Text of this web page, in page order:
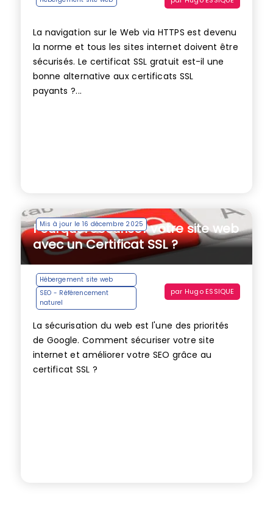
La navigation sur le Web via HTTPS est devenu
la norme et tous les sites internet doivent être
sécurisés. Le certificat SSL gratuit est-il une
bonne alternative aux certificats SSL
payants ?...
Mis à jour le 16 décembre 2025
Pourquoi sécuriser votre site web
avec un Certificat SSL ?
Hébergement site web
SEO - Référencement
naturel
par Hugo ESSIQUE
La sécurisation du web est l'une des priorités
de Google. Comment sécuriser votre site
internet et améliorer votre SEO grâce au
certificat SSL ?